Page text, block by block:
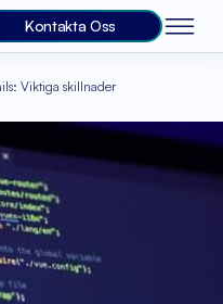
Kontakta Oss
Viktiga skillnader